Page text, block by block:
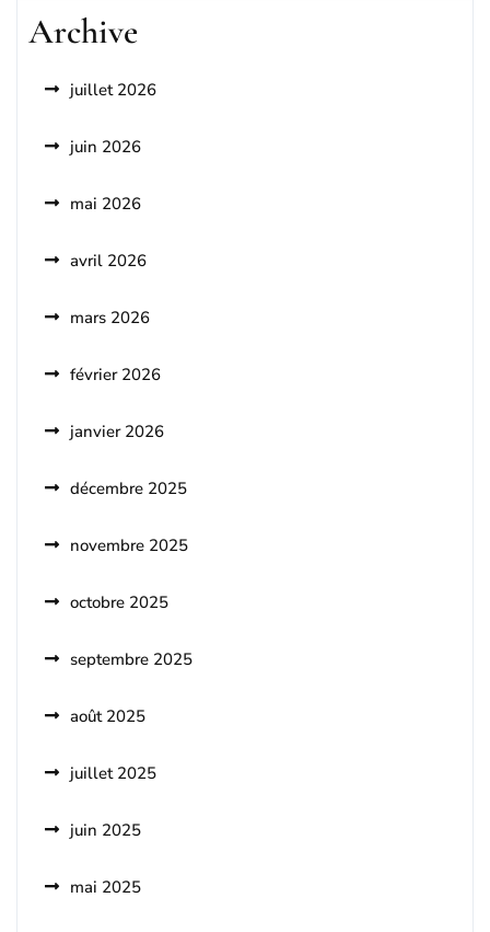
Archive
juillet 2026
juin 2026
mai 2026
avril 2026
mars 2026
février 2026
janvier 2026
décembre 2025
novembre 2025
octobre 2025
septembre 2025
août 2025
juillet 2025
juin 2025
mai 2025